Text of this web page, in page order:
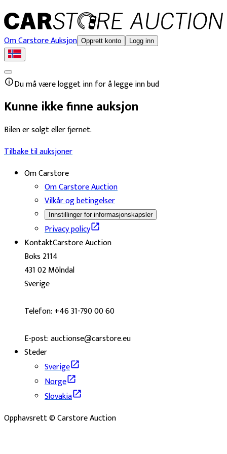
Om Carstore Auksjon Opprett konto Logg inn
Du må være logget inn for å legge inn bud
Kunne ikke finne auksjon
Bilen er solgt eller fjernet.
Tilbake til auksjoner
Om Carstore
Om Carstore Auction
Vilkår og betingelser
Innstillinger for informasjonskapsler
Privacy policy
KontaktCarstore Auction
Boks 2114
431 02 Mölndal
Sverige
Telefon: +46 31-790 00 60
E-post: auctionse@carstore.eu
Steder
Sverige
Norge
Slovakia
Opphavsrett © Carstore Auction